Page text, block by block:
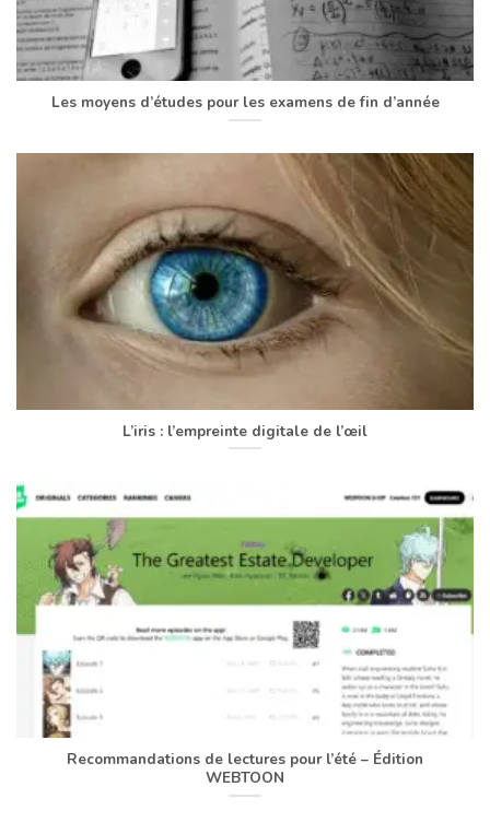
Les moyens d’études pour les examens de fin d’année
L’iris : l’empreinte digitale de l’œil
Recommandations de lectures pour l’été – Édition
WEBTOON